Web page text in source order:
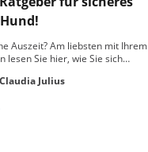
Auszeit? Am liebsten mit Ihrem
lesen Sie hier, wie Sie sich…
Claudia Julius